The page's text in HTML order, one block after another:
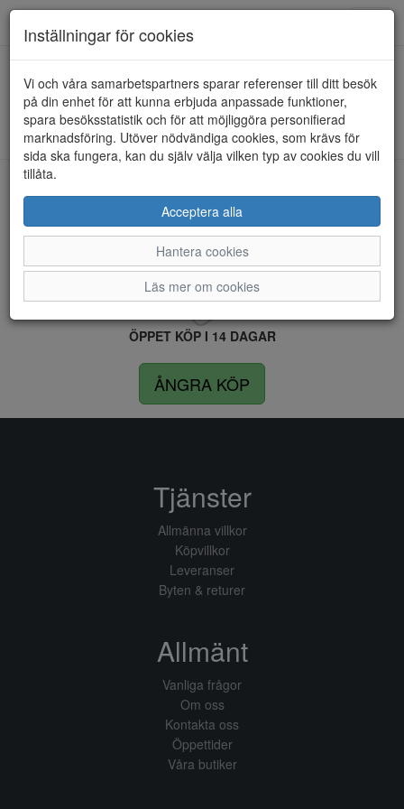
HEM SCHOLL
Kunde inte hitta några artiklar...
LEVERANS INOM 4 DAGAR INOM SVERIGE
FRI FRAKT VID KÖP ÖVER 1.500 KR
ÖPPET KÖP I 14 DAGAR
ÅNGRA KÖP
Inställningar för cookies
Vi och våra samarbetspartners sparar referenser till ditt besök
på din enhet för att kunna erbjuda anpassade funktioner,
spara besöksstatistik och för att möjliggöra personifierad
marknadsföring. Utöver nödvändiga cookies, som krävs för
sida ska fungera, kan du själv välja vilken typ av cookies du vill
tillåta.
Acceptera alla
Hantera cookies
Läs mer om cookies
Tjänster
Allmänna villkor
Köpvillkor
Leveranser
Byten & returer
Allmänt
Vanliga frågor
Om oss
Kontakta oss
Öppettider
Våra butiker